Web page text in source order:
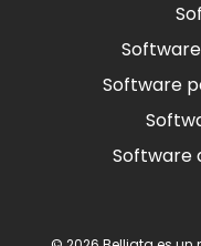
Software
Software